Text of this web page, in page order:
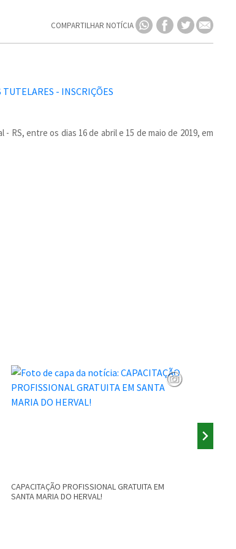
COMPARTILHAR NOTÍCIA
RS, entre os dias 16 de abril e 15 de maio de 2019, em
CAPACITAÇÃO PROFISSIONAL GRATUITA EM
SANTA MARIA DO HERVAL!